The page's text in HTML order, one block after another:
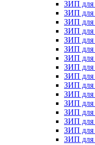
ЗИП для
ЗИП для
ЗИП для
ЗИП для
ЗИП для
ЗИП для
ЗИП для
ЗИП для
ЗИП для
ЗИП для
ЗИП для
ЗИП для
ЗИП для
ЗИП для
ЗИП
ЗИП для